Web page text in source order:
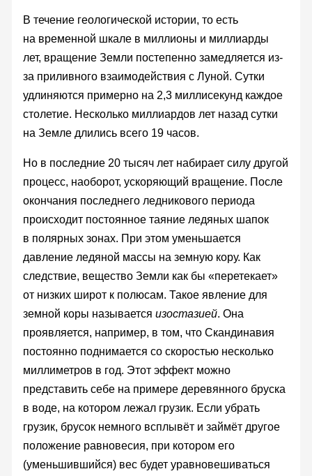
В течение геологической истории, то есть
на временной шкале в миллионы и миллиарды
лет, вращение Земли постепенно замедляется из-
за приливного взаимодействия с Луной. Сутки
удлиняются примерно на 2,3 миллисекунд каждое
столетие. Несколько миллиардов лет назад сутки
на Земле длились всего 19 часов.
Но в последние 20 тысяч лет набирает силу другой
процесс, наоборот, ускоряющий вращение. После
окончания последнего ледникового периода
происходит постоянное таяние ледяных шапок
в полярных зонах. При этом уменьшается
давление ледяной массы на земную кору. Как
следствие, вещество Земли как бы «перетекает»
от низких широт к полюсам. Такое явление для
земной коры называется изостазией. Она
проявляется, например, в том, что Скандинавия
постоянно поднимается со скоростью несколько
миллиметров в год. Этот эффект можно
представить себе на примере деревянного бруска
в воде, на котором лежал грузик. Если убрать
грузик, брусок немного всплывёт и займёт другое
положение равновесия, при котором его
(уменьшившийся) вес будет уравновешиваться